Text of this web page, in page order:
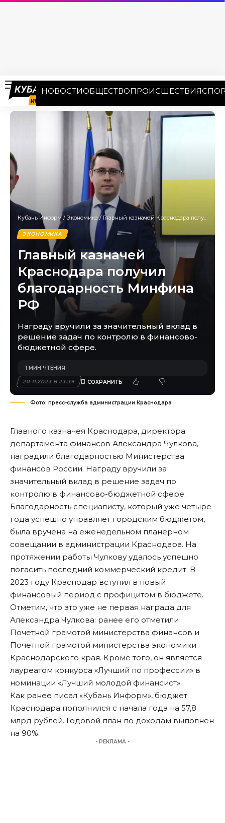
НОВОСТИОБЩЕСТВОПРОИСШЕСТВИЯ
Кубань Информ/ Экономика/ Главный казначей Краснодара получил благодарность Минфина РФ
ЭКОНОМИКА
Главный казначей
Краснодара получил
благодарность Минфина
РФ
Награду вручили за значительный вклад в
решение задач по контролю в финансово-
бюджетной сфере.
20.11.2023 В 23:39
1 МИН ЧТЕНИЯ
Фото: пресс-служба администрации Краснодара
Главного казначея Краснодара, директора
департамента финансов Александра Чулкова,
наградили благодарностью Министерства
финансов России. Награду вручили за
значительный вклад в решение задач по
контролю в финансово-бюджетной сфере.
Благодарность специалисту, который уже четыре
года успешно управляет городским бюджетом,
была вручена на еженедельном планерном
совещании в администрации Краснодара. На
протяжении работы Чулкову удалось успешно
погасить последний коммерческий кредит. В
2023 году Краснодар вступил в новый
финансовый период с профицитом в бюджете.
Отметим, что это уже не первая награда для
Александра Чулкова: ранее его отметили
Почетной грамотой министерства финансов и
Почетной грамотой министерства экономики
Краснодарского края. Кроме того, он является
лауреатом конкурса «Лучший по профессии» в
номинации «Лучший молодой финансист».
Как ранее писал «Кубань Информ», бюджет
Краснодара пополнился с начала года на 57,8
млрд рублей. Годовой план по доходам выполнен
на 90%.
- РЕКЛАМА -